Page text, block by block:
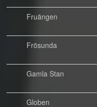
Fruängen
Frösunda
Gamla Stan
Globen